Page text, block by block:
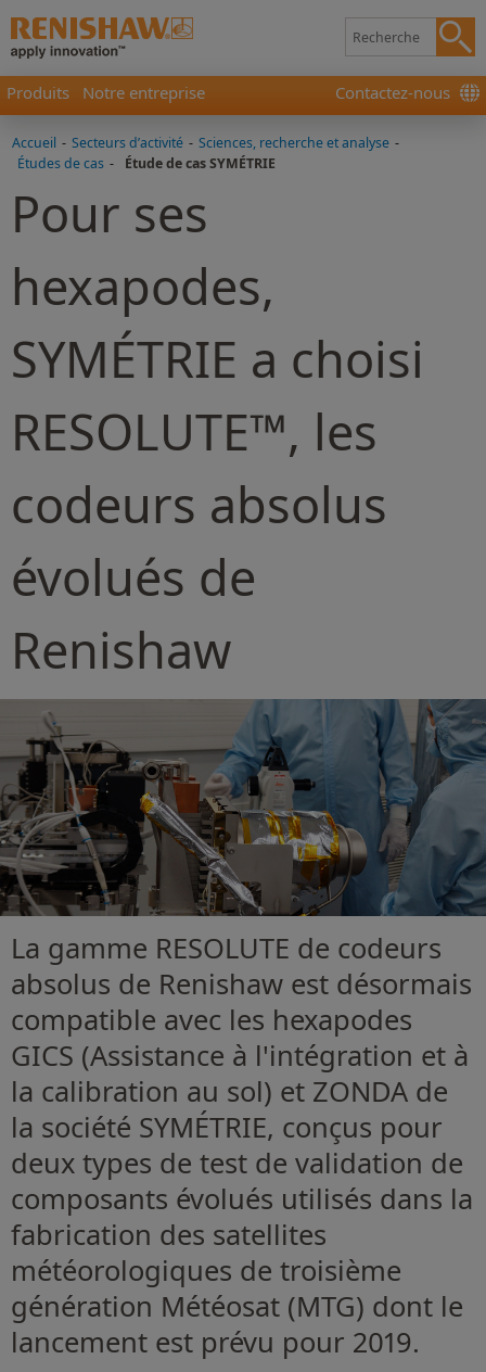
Produits Notre entreprise Contactez-nous
Accueil - Secteurs d’activité - Sciences, recherche et analyse -
Études de cas - Étude de cas SYMÉTRIE
Pour ses
hexapodes,
SYMÉTRIE a choisi
RESOLUTE™, les
codeurs absolus
évolués de
Renishaw
La gamme RESOLUTE de codeurs
absolus de Renishaw est désormais
compatible avec les hexapodes
GICS (Assistance à l'intégration et à
la calibration au sol) et ZONDA de
la société SYMÉTRIE, conçus pour
deux types de test de validation de
composants évolués utilisés dans la
fabrication des satellites
météorologiques de troisième
génération Météosat (MTG) dont le
lancement est prévu pour 2019.